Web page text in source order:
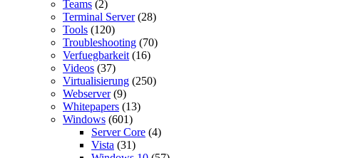
Teams (2)
Terminal Server(28)
Tools (120)
Troubleshooting (70)
Verfuegbarkeit (16)
Videos (37)
Virtualisierung (250)
Webserver(9)
Whitepapers (13)
Windows (601)
Server Core (4)
Vista (31)